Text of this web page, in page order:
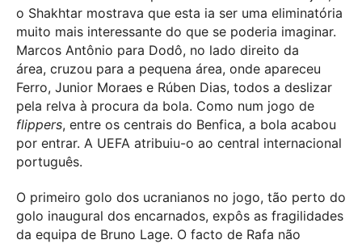
o Shakhtar mostrava que esta ia ser uma eliminatória
muito mais interessante do que se poderia imaginar.
Marcos Antônio para Dodô, no lado direito da
área, cruzou para a pequena área, onde apareceu
Ferro, Junior Moraes e Rúben Dias, todos a deslizar
pela relva à procura da bola. Como num jogo de
flippers, entre os centrais do Benfica, a bola acabou
por entrar. A UEFA atribuiu-o ao central internacional
português.
O primeiro golo dos ucranianos no jogo, tão perto do
golo inaugural dos encarnados, expôs as fragilidades
da equipa de Bruno Lage. O facto de Rafa não